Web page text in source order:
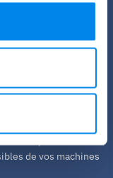
de temps en temps
de vos machines